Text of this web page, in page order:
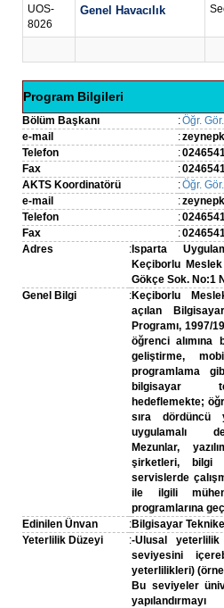
UOS-
8026
Genel Havacılık
Program Bilgileri
Bölüm Başkanı :Öğr.
e-mail
:
Telefon
:
Fax
:
AKTS Koordinatörü
:Öğr.
e-mail
:
Telefon
:
Fax
:
Adres
: Isparta
Keçiborlu
Gökçe Sok. No:1
Genel Bilgi
:Keçiborlu
açılan
Programı, 1997/
öğrenci alımına
geliştirme,
programlama
bilgisayar
hedeflemekte;
sıra dördüncü
uygulamalı
Mezunlar,
şirketleri, bilgi
servislerde
ile ilgili
programlarına
Edinilen Ünvan
:Bilgisayar
Yeterlilik Düzeyi
:-Ulusal
seviyesini
yeterlilikleri)
Bu seviyeler